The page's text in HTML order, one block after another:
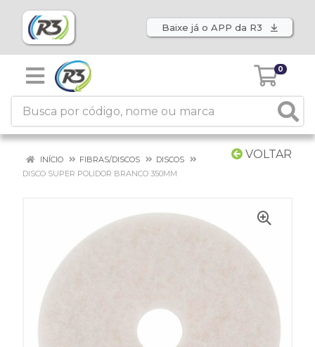
Baixe já o APP da R3
0
VOLTAR
INÍCIO FIBRAS/DISCOS
DISCOS
DISCO SUPER POLIDOR BRANCO 350MM